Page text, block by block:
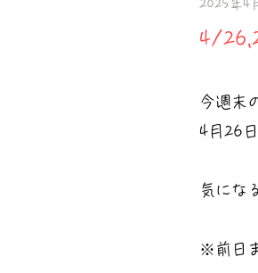
2025年4
4/
今週末
4月26
気にな
※前日